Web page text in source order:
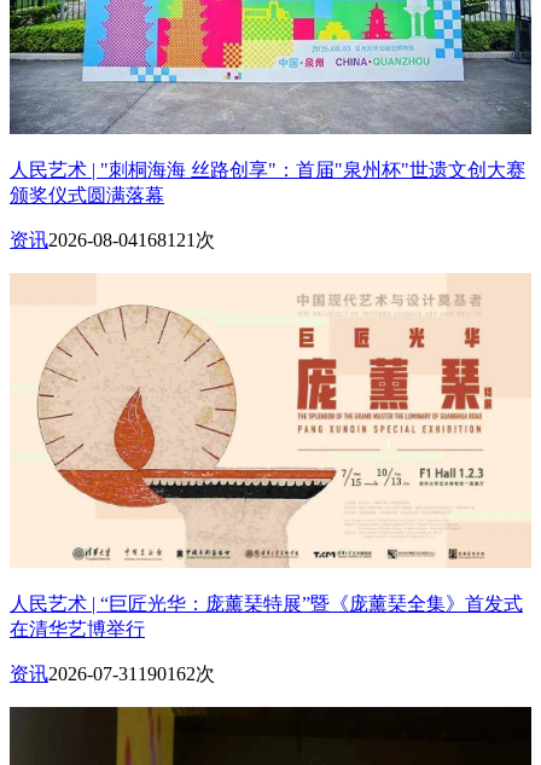
人民艺术 | "刺桐海海 丝路创享"：首届"泉州杯"世遗文创大赛
颁奖仪式圆满落幕
资讯2026-08-04168121次
人民艺术 | “巨匠光华：庞薰琹特展”暨《庞薰琹全集》首发式
在清华艺博举行
资讯2026-07-31 190162次